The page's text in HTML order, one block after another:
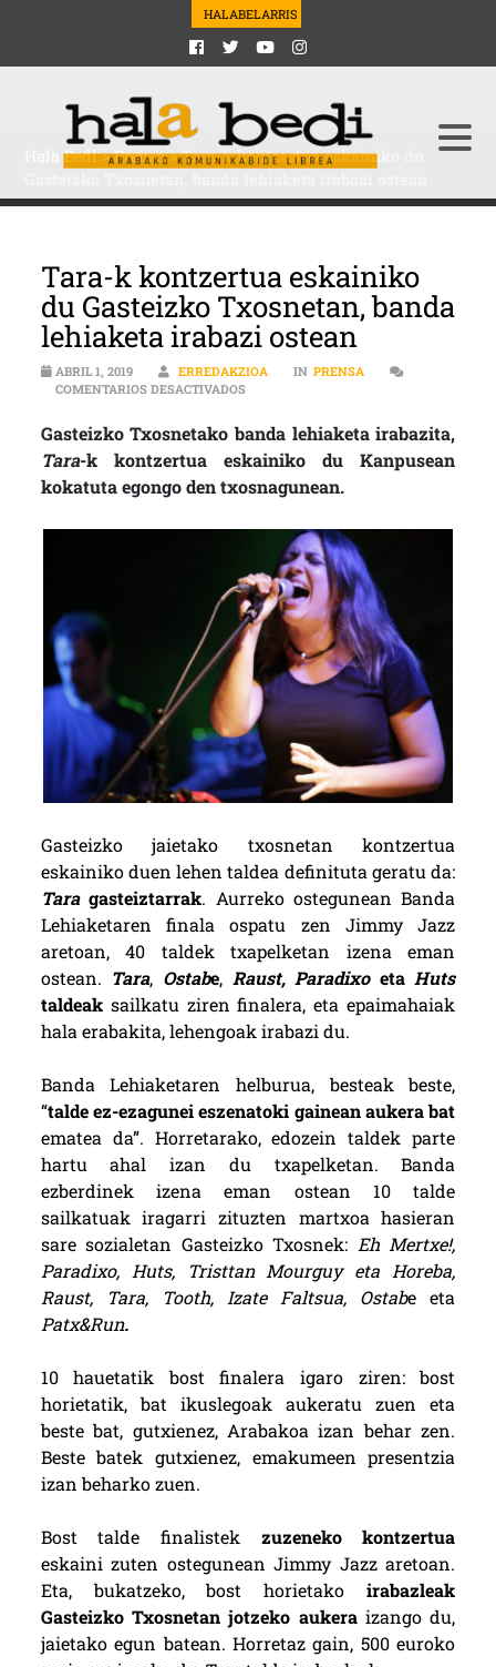
HALABELARRIS
Hala Bedi>Prensa>Tara-k kontzertua eskainiko du
Tara-k kontzertua eskainiko
du Gasteizko Txosnetan, banda
lehiaketa irabazi ostean
ABRIL 1, 2019 ERREDAKZIOA IN PRENSA
COMENTARIOS DESACTIVADOSEN TARA-K KONTZERTUA ESKAINIKO
Gasteizko Txosnetako banda lehiaketa irabazita,
Tara-k kontzertua eskainiko du Kanpusean
kokatuta egongo den txosnagunean.
Gasteizko jaietako txosnetan kontzertua
eskainiko duen lehen taldea definituta geratu da:
Taragasteiztarrak. Aurreko ostegunean Banda
Lehiaketaren finala ospatu zen Jimmy Jazz
aretoan, 40 taldek txapelketan izena eman
ostean. Tara, Ostabe, Raust, Paradixo etaHuts
taldeak sailkatu ziren finalera, eta epaimahaiak
hala erabakita, lehengoak irabazi du.
Banda Lehiaketaren helburua, besteak beste,
“talde ez-ezagunei eszenatoki gainean aukera bat
ematea da”. Horretarako, edozein taldek parte
hartu ahal izan du txapelketan. Banda
ezberdinek izena eman ostean 10 talde
sailkatuak iragarri zituzten martxoa hasieran
sare sozialetan Gasteizko Txosnek: Eh Mertxe!,
Paradixo, Huts, Tristtan Mourguy eta Horeba,
Raust, Tara, Tooth, Izate Faltsua, Ostabe eta
Patx&Run.
10 hauetatik bost finalera igaro ziren: bost
horietatik, bat ikuslegoak aukeratu zuen eta
beste bat, gutxienez, Arabakoa izan behar zen.
Beste batek gutxienez, emakumeen presentzia
izan beharko zuen.
Bost talde finalistek zuzeneko kontzertua
eskaini zuten ostegunean Jimmy Jazz aretoan.
Eta, bukatzeko, bost horietakoirabazleak
Gasteizko Txosnetan jotzeko aukeraizango du,
jaietako egun batean. Horretaz gain, 500 euroko